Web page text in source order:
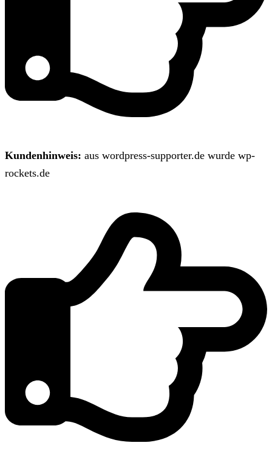
Kundenhinweis: aus wordpress-supporter.de wurde wp-
rockets.de